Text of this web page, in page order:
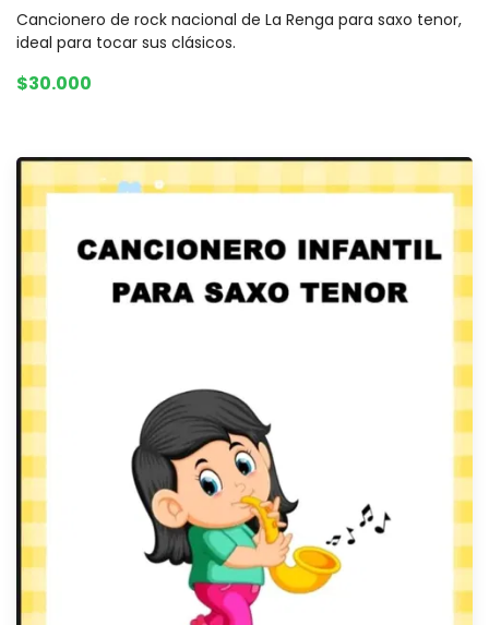
Cancionero de rock nacional de La Renga para saxo tenor,
ideal para tocar sus clásicos.
$30.000